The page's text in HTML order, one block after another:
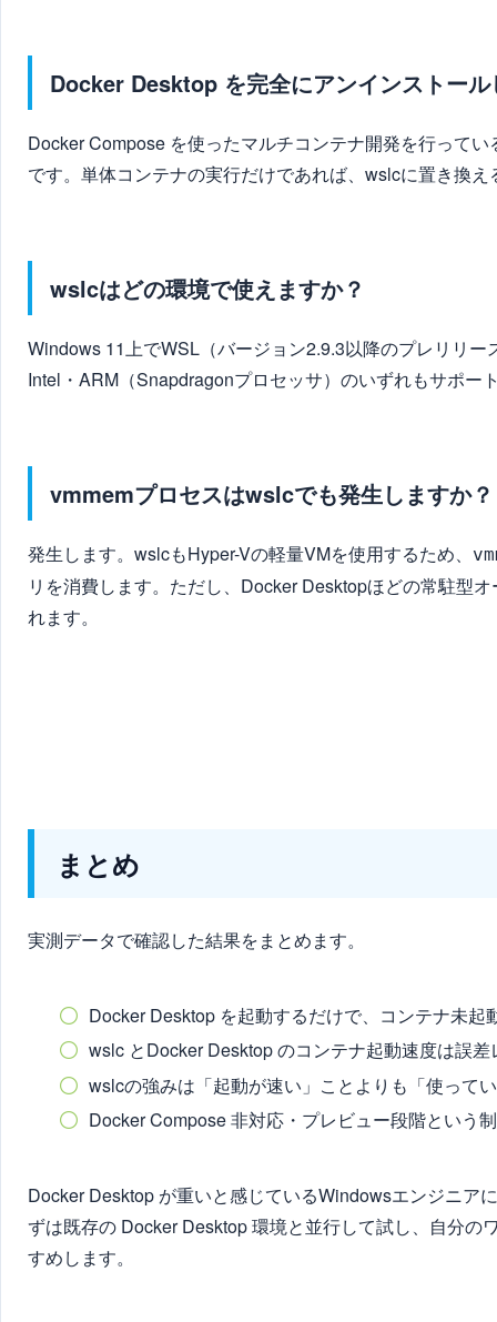
Docker Desktop を完全にアンインストー
Docker Compose を使ったマルチコンテナ開発を行って
です。単体コンテナの実行だけであれば、wslcに置き換
wslcはどの環境で使えますか？
Windows 11上でWSL（バージョン2.9.3以降のプレリリ
Intel・ARM（Snapdragonプロセッサ）のいずれもサポー
vmmemプロセスはwslcでも発生しますか？
発生します。wslcもHyper-Vの軽量VMを使用するため、
リを消費します。ただし、Docker Desktopほどの常駐型
れます。
まとめ
実測データで確認した結果をまとめます。
Docker Desktop を起動するだけで、コンテナ未
wslc とDocker Desktop のコンテナ起動速度は誤
wslcの強みは「起動が速い」ことよりも「使って
Docker Compose 非対応・プレビュー段階という
Docker Desktop が重いと感じているWindowsエンジニア
ずは既存の Docker Desktop 環境と並行して試し、自分
すめします。